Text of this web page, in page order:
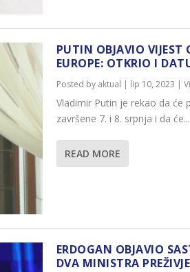
PUTIN OBJAVIO VIJEST
EUROPE: OTKRIO I
Posted by aktual | lip 10, 2023 |
Vladimir Putin je rekao da će
završene 7. i 8. srpnja i da će...
READ MORE
ERDOGAN OBJAVIO
DVA MINISTRA